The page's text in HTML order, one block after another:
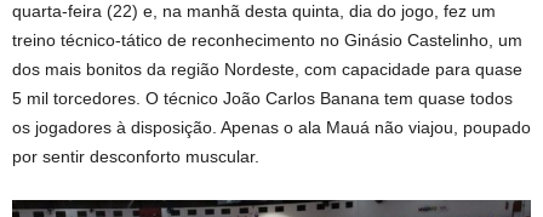
quarta-feira (22) e, na manhã desta quinta, dia do jogo, fez um
treino técnico-tático de reconhecimento no Ginásio Castelinho, um
dos mais bonitos da região Nordeste, com capacidade para quase
5 mil torcedores. O técnico João Carlos Banana tem quase todos
os jogadores à disposição. Apenas o ala Mauá não viajou, poupado
por sentir desconforto muscular.